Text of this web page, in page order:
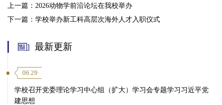
上一篇： 2026动物学前沿论坛在我校举办
下一篇： 学校举办新工科高层次海外人才入职仪式
最新更新
06.29
学校召开党委理论学习中心组（扩大）学习会专题学习习近平党
建思想